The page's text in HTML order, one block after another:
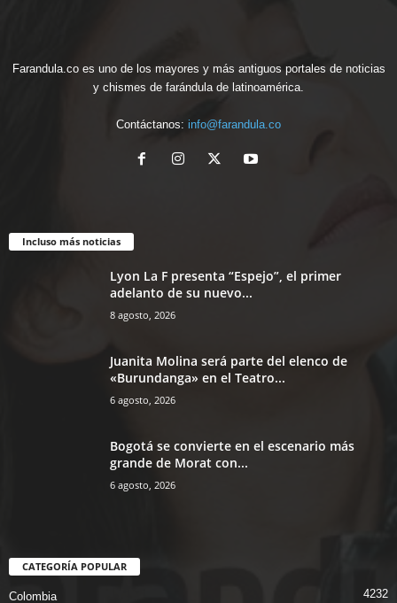
Farandula.co es uno de los mayores y más antiguos portales de noticias
y chismes de farándula de latinoamérica.
Contáctanos: info@farandula.co
Incluso más noticias
Lyon La F presenta “Espejo”, el primer
adelanto de su nuevo...
8 agosto, 2026
Juanita Molina será parte del elenco de
«Burundanga» en el Teatro...
6 agosto, 2026
Bogotá se convierte en el escenario más
grande de Morat con...
6 agosto, 2026
CATEGORÍA POPULAR
Colombia 4232